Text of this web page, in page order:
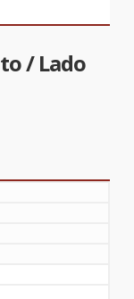
/ Lado